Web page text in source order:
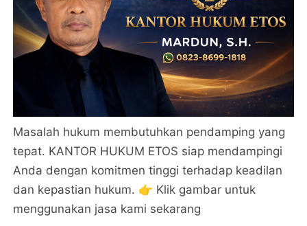
Masalah hukum membutuhkan pendamping yang
tepat. KANTOR HUKUM ETOS siap mendampingi
Anda dengan komitmen tinggi terhadap keadilan
dan kepastian hukum. 👉 Klik gambar untuk
menggunakan jasa kami sekarang